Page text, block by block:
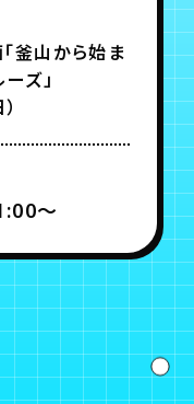
グイン
釜山から始ま
ズ」
〜